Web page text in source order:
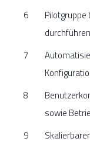
durchführen
sowie